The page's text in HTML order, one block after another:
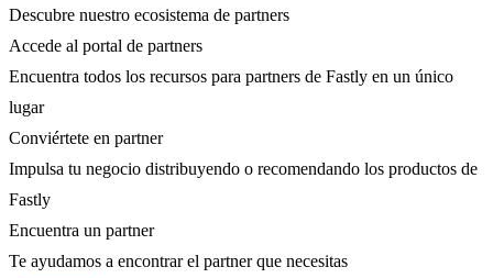
Descubre nuestro ecosistema de partners
Accede al portal de partners
Encuentra todos los recursos para partners de Fastly en un único
lugar
Conviértete en partner
Impulsa tu negocio distribuyendo o recomendando los productos de
Fastly
Encuentra un partner
Te ayudamos a encontrar el partner que necesitas